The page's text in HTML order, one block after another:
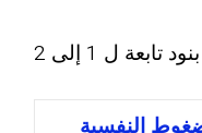
بنود تابعة ل 1 إلى 2
النفسية